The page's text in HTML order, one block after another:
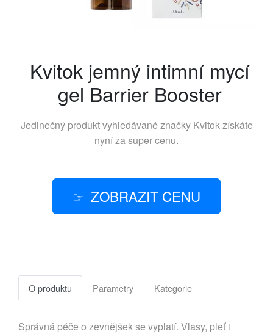
Kvitok jemný intimní mycí
gel Barrier Booster
Jedinečný produkt vyhledávané značky Kvitokzískáte
nyní za super cenu.
ZOBRAZIT CENU
O produktu Parametry Kategorie
Správná péče o zevnějšek se vyplatí. Vlasy, pleť i